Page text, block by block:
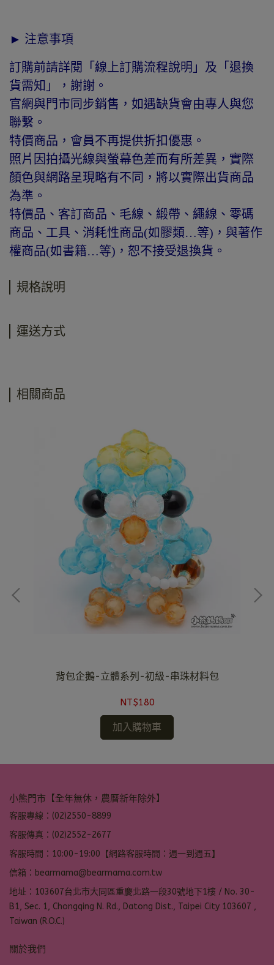
► 注意事項
訂購前請詳閱「線上訂購流程說明」及「退換
貨需知」，謝謝。
官網與門市同步銷售，如遇缺貨會由專人與您
聯繫。
特價商品，會員不再提供折扣優惠。
照片因拍攝光線與螢幕色差而有所差異，實際
顏色與網路呈現略有不同，將以實際出貨商品
為準。
特價品、客訂商品、毛線、緞帶、繩線、零碼
商品、工具、消耗性商品(如膠類…等)，與著作
權商品(如書籍…等)，恕不接受退換貨。
規格說明
運送方式
相關商品
背包企鵝-立體系列-初級-串珠材料包
NT$180
加入購物車
小熊門市【全年無休，農曆新年除外】
客服專線：(02)2550-8899
客服傳真：(02)2552-2677
客服時間：10:00-19:00【網路客服時間：週一到週五】
信箱：bearmama@bearmama.com.tw
地址：103607台北市大同區重慶北路一段30號地下1樓 / No. 30-
B1, Sec. 1, Chongqing N. Rd., Datong Dist., Taipei City 103607 ,
Taiwan (R.O.C.)
關於我們